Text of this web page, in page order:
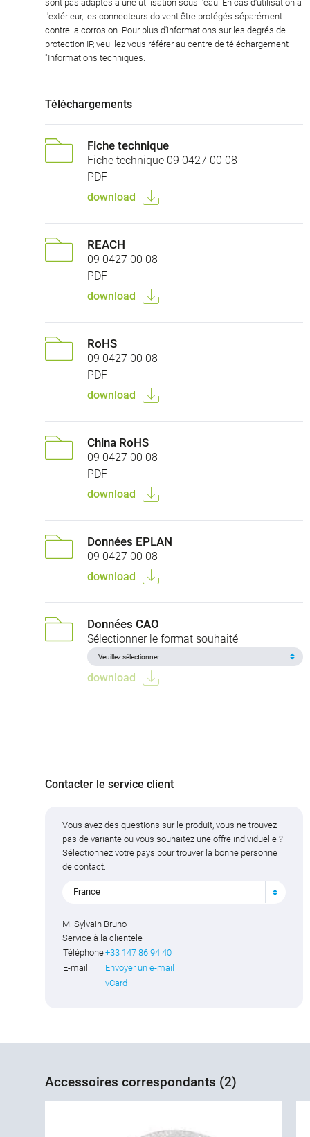
sont pas adaptés à une utilisation sous l'eau. En cas d'utilisation à
l'extérieur, les connecteurs doivent être protégés séparément
contre la corrosion. Pour plus d'informations sur les degrés de
protection IP, veuillez vous référer au centre de téléchargement
"Informations techniques.
Téléchargements
Fiche technique
Fiche technique 09 0427 00 08
PDF
download
REACH
09 0427 00 08
PDF
download
RoHS
09 0427 00 08
PDF
download
China RoHS
09 0427 00 08
PDF
download
Données EPLAN
09 0427 00 08
download
Données CAO
Sélectionner le format souhaité
download
Contacter le service client
Vous avez des questions sur le produit, vous ne trouvez
pas de variante ou vous souhaitez une offre individuelle ?
Sélectionnez votre pays pour trouver la bonne personne
de contact.
France
M. Sylvain Bruno
Service à la clientele
Téléphone+33 147 86 94 40
E-mail
Envoyer un e-mail
vCard
Accessoires correspondants (2)